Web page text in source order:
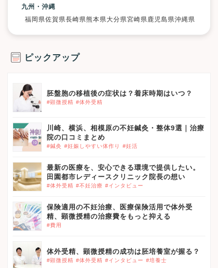
九州・沖縄
福岡県佐賀県長崎県熊本県大分県宮崎県鹿児島県沖縄県
ピックアップ
胚盤胞の移植後の症状は？着床時期はいつ？
#顕微授精 #体外受精
川崎、横浜、相模原の不妊鍼灸・整体9選｜治療
院の口コミまとめ
#鍼灸 #妊娠しやすい体作り #妊活
最新の医療を、安心できる環境で提供したい。
田園都市レディースクリニック院長の想い
#体外受精 #不妊治療 #インタビュー
保険適用の不妊治療、医療保険活用で体外受
精、顕微授精の治療費をもっと抑える
#費用
体外受精、顕微授精の成功は胚培養室が握る？
#顕微授精 #体外受精 #インタビュー #培養士